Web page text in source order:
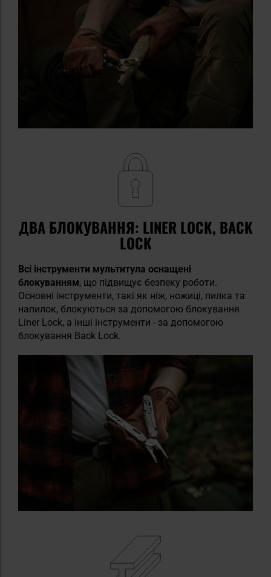
ДВА БЛОКУВАННЯ: LINER LOCK, BACK
LOCK
Всі інструменти мультитула оснащені
блокуванням, що підвищує безпеку роботи.
Основні інструменти, такі як ніж, ножиці, пилка та
напилок, блокуються за допомогою блокування
Liner Lock, а інші інструменти - за допомогою
блокування Back Lock.